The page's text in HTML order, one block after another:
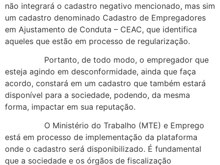
não integrará o cadastro negativo mencionado, mas sim
um cadastro denominado Cadastro de Empregadores
em Ajustamento de Conduta – CEAC, que identifica
aqueles que estão em processo de regularização.
Portanto, de todo modo, o empregador que
esteja agindo em desconformidade, ainda que faça
acordo, constará em um cadastro que também estará
disponível para a sociedade, podendo, da mesma
forma, impactar em sua reputação.
O Ministério do Trabalho (MTE) e Emprego
está em processo de implementação da plataforma
onde o cadastro será disponibilizado. É fundamental
que a sociedade e os órgãos de fiscalização